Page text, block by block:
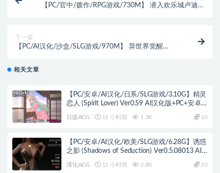
【PC/官中/拨作/RPG游戏/730M】 潜入欢乐城卢迪尔
下一篇
【PC/AI汉化/沙盒/SLG游戏/970M】 异世界觉醒
相关文章
【PC/安卓/AI汉化/日系/SLG游戏/3.10G】精灵
恋人 (Spirit Lover) Ver0.59 AI汉化版+PC+安卓
日版ACG 11 小时前 1.3K 10
【PC/安卓/AI汉化/欧美/SLG游戏/6.28G】诱惑
之影 (Shadows of Seduction) Ver0.5.08013 AI
漢化ACG 11 小时前 2.8K 10